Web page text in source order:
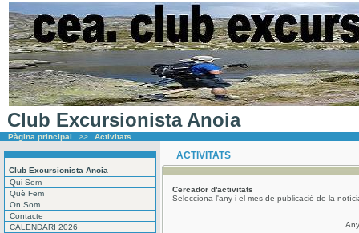
Club Excursionista Anoia
Pàgina principal >> Activitats
Club Excursionista Anoia
Qui Som
Què Fem
On Som
Contacte
CALENDARI 2026
ACTIVITATS
Cercador d'activitats
Selecciona l'any i el mes de publicació de la
Any